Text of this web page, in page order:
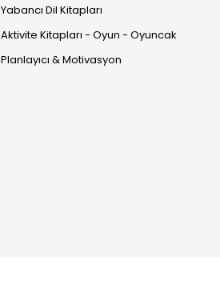
Yabancı Dil Kitapları
Aktivite Kitapları - Oyun - Oyuncak
Planlayıcı & Motivasyon